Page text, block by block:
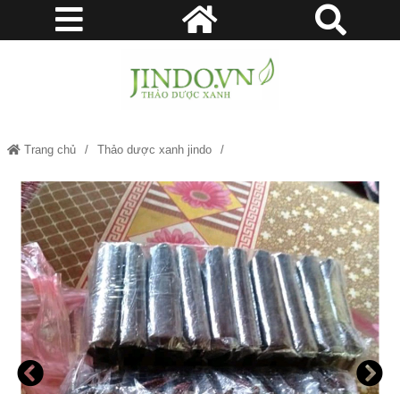
Trang chủ Thảo dược xanh jindo
Mua Cao Gắm - Thảo dược xanh Jindo.vn JD123 caogam v2